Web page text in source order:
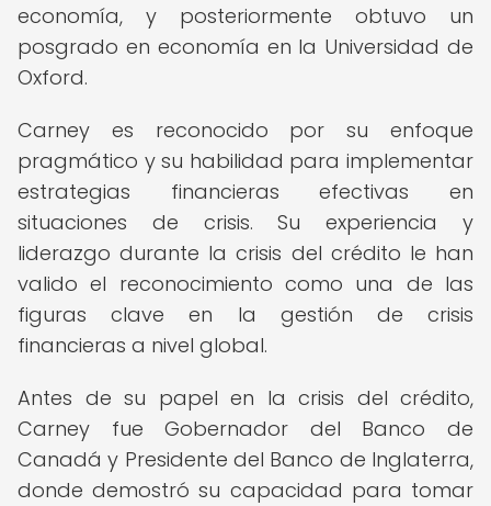
economía, y posteriormente obtuvo un
posgrado en economía en la Universidad de
Oxford.
Carney es reconocido por su enfoque
pragmático y su habilidad para implementar
estrategias financieras efectivas en
situaciones de crisis. Su experiencia y
liderazgo durante la crisis del crédito le han
valido el reconocimiento como una de las
figuras clave en la gestión de crisis
financieras a nivel global.
Antes de su papel en la crisis del crédito,
Carney fue Gobernador del Banco de
Canadá y Presidente del Banco de Inglaterra,
donde demostró su capacidad para tomar